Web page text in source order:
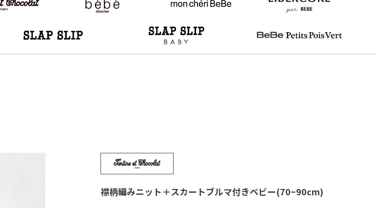
襟柄編みニット＋スカートブルマ付きベビー(70~90cm)